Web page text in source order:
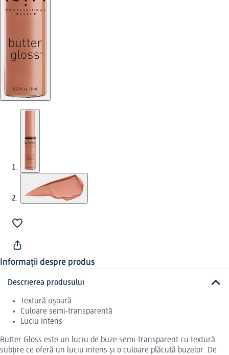
Informații despre produs
Descrierea produsului
Textură ușoară
Culoare semi-transparentă
Luciu intens
Butter Gloss este un luciu de buze semi-transparent cu textură
subțire ce oferă un luciu intens și o culoare plăcută buzelor. De